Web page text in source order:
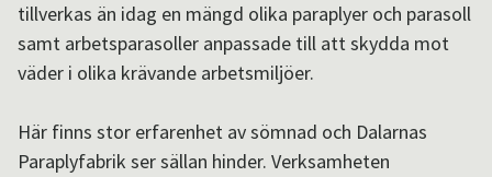
Om SPOK
Samarbeten
tillverkas än idag en mängd olika paraplyer och parasoll
samt arbetsparasoller anpassade till att skydda mot
väder i olika krävande arbetsmiljöer.
Här finns stor erfarenhet av sömnad och Dalarnas
Paraplyfabrik ser sällan hinder. Verksamheten